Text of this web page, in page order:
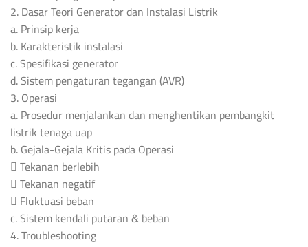
2. Dasar Teori Generator dan Instalasi Listrik
a. Prinsip kerja
b. Karakteristik instalasi
c. Spesifikasi generator
d. Sistem pengaturan tegangan (AVR)
3. Operasi
a. Prosedur menjalankan dan menghentikan pembangkit
listrik tenaga uap
b. Gejala-Gejala Kritis pada Operasi
 Tekanan berlebih
 Tekanan negatif
 Fluktuasi beban
c. Sistem kendali putaran & beban
4. Troubleshooting